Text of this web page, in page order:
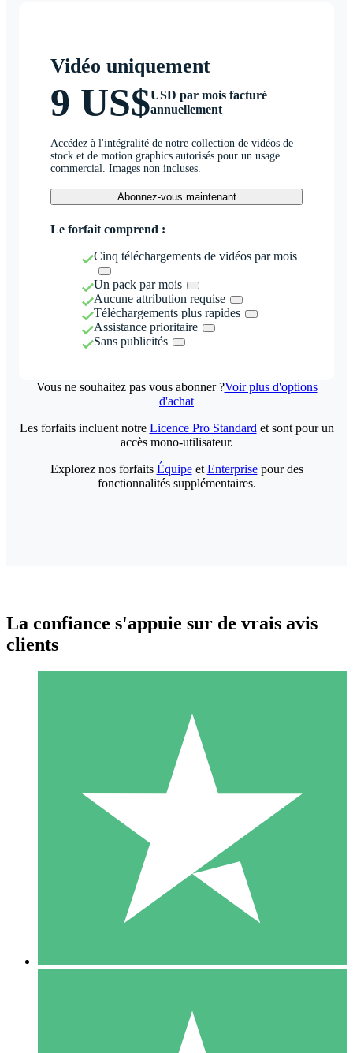
Vidéo uniquement
9 US$USD par mois facturé
annuellement
Accédez à l'intégralité de notre collection de vidéos de
stock et de motion graphics autorisés pour un usage
commercial. Images non incluses.
Abonnez-vous maintenant
Le forfait comprend :
Cinq téléchargements de vidéos par mois
Un pack par mois
Aucune attribution requise
Téléchargements plus rapides
Assistance prioritaire
Sans publicités
Vous ne souhaitez pas vous abonner ?Voir plus d'options
d'achat
Packs de Crédits Individuels
Payez à l'utilisation avec des crédits de téléchargement. Sans
1 Téléchargement
10 00
10 Téléchargements
20 00
Les forfaits incluent notre Licence Pro Standard et sont pour un
accès mono-utilisateur.
Explorez nos forfaits Équipeet Enterprisepour des
fonctionnalités supplémentaires.
La confiance s'appuie sur de vrais avis
clients